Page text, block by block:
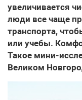
увеличивается
люди все чаще
транспорта,
или учебы.
Такое мини-
Великом